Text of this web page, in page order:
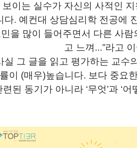
보이는 실수가 자신의 사적인
다. 예컨대 상담심리학 전공에
을 많이 들어주면서 다른 사
고 느껴 ...”라고
실 그 글을 읽고 평가하는 교수
이 (매우)높습니다. 보다 중요
련된 동기가 아니라 ‘무엇’과 ‘어